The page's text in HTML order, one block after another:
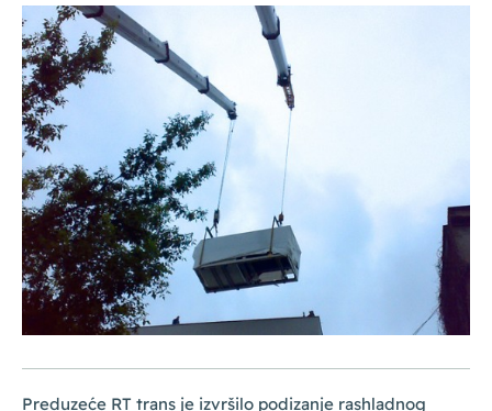
Preduzeće RT trans je izvršilo podizanje rashladnog